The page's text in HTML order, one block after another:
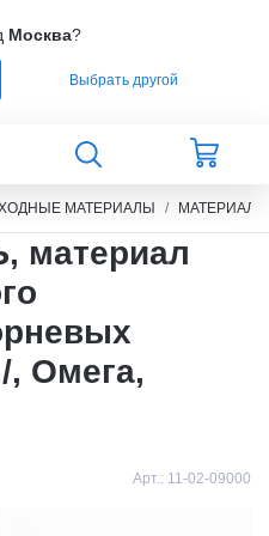
Москва?
Выбрать другой
/ БЕЗЗОЛЬНЫЕ /
ДЛЯ
МАТЕРИАЛЫ
материал
, Омега,
Арт.: 11-02-09000